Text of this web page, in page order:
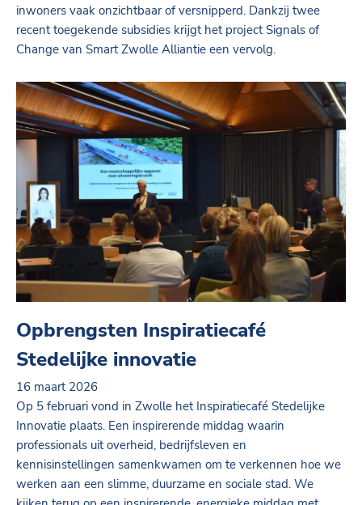
inwoners vaak onzichtbaar of versnipperd. Dankzij twee
recent toegekende subsidies krijgt het project Signals of
Change van Smart Zwolle Alliantie een vervolg.
Opbrengsten Inspiratiecafé
Stedelijke innovatie
16 maart 2026
Op 5 februari vond in Zwolle het Inspiratiecafé Stedelijke
Innovatie plaats. Een inspirerende middag waarin
professionals uit overheid, bedrijfsleven en
kennisinstellingen samenkwamen om te verkennen hoe we
werken aan een slimme, duurzame en sociale stad. We